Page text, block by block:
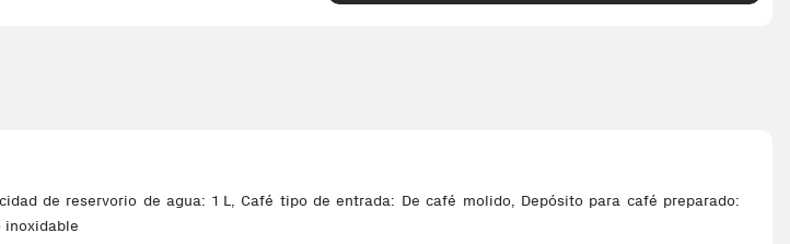
de reservorio de agua: 1 L, Café tipo de entrada: De café molido, Depósito para café preparado:
inoxidable